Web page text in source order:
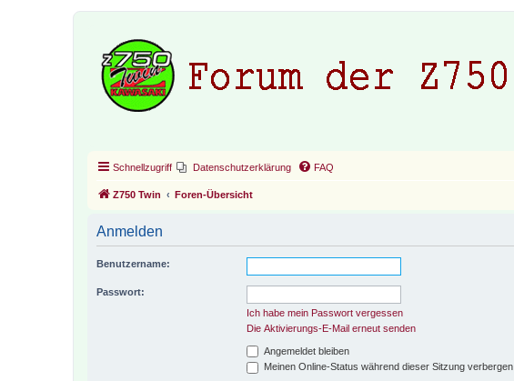
Schnellzugriff Datenschutzerklärung FAQ
Z750 Twin Foren-Übersicht
Anmelden
Benutzername:
Passwort:
Ich habe mein Passwort vergessen
Die Aktivierungs-E-Mail erneut senden
Angemeldet bleiben
Meinen Online-Status während dieser Sitzung verbergen